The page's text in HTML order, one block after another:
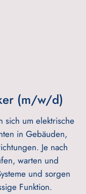
(m/w/d)
sich um elektrische
in Gebäuden,
Je nach
warten und
und sorgen
Funktion.